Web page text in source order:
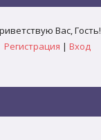
Вас,Гость!
Регистрация | Вход